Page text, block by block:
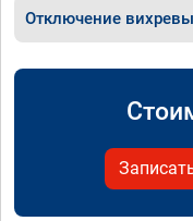
Отключение